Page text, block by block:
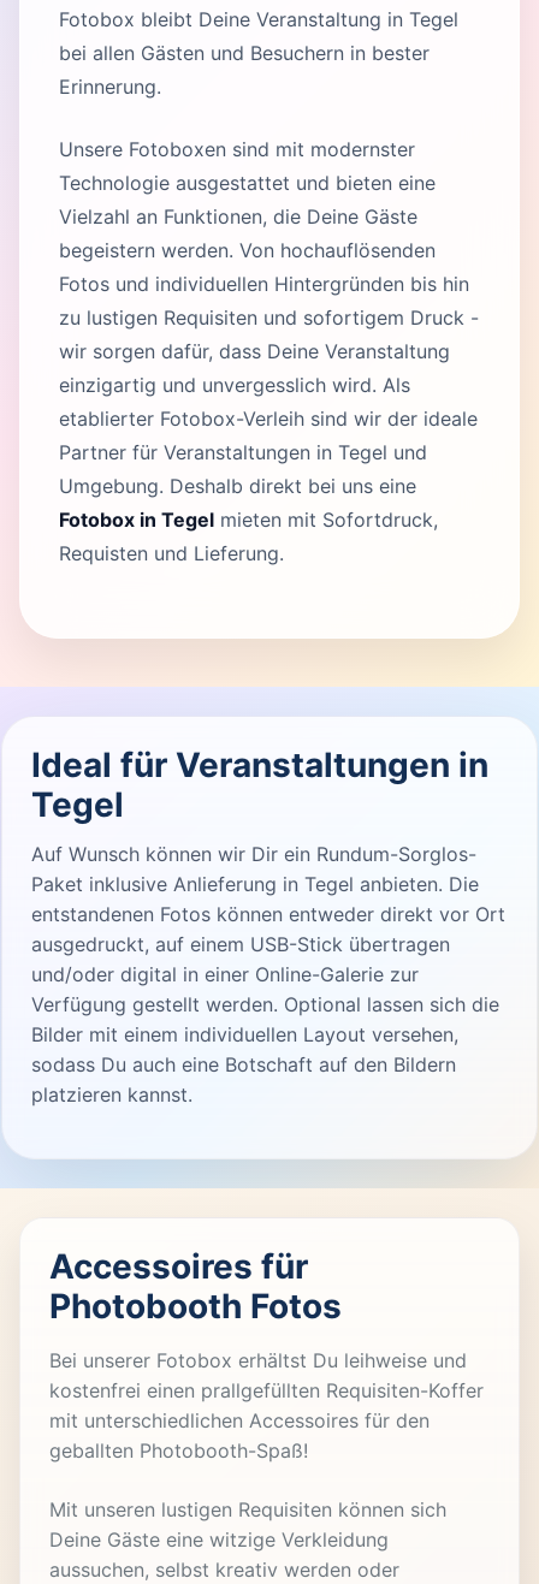
Fotobox bleibt Deine Veranstaltung in Tegel
bei allen Gästen und Besuchern in bester
Erinnerung.
Unsere Fotoboxen sind mit modernster
Technologie ausgestattet und bieten eine
Vielzahl an Funktionen, die Deine Gäste
begeistern werden. Von hochauflösenden
Fotos und individuellen Hintergründen bis hin
zu lustigen Requisiten und sofortigem Druck -
wir sorgen dafür, dass Deine Veranstaltung
einzigartig und unvergesslich wird. Als
etablierter Fotobox-Verleih sind wir der ideale
Partner für Veranstaltungen in Tegel und
Umgebung. Deshalb direkt bei uns eine
Fotobox in Tegel mieten mit Sofortdruck,
Requisten und Lieferung.
Ideal für Veranstaltungen in
Tegel
Auf Wunsch können wir Dir ein Rundum-Sorglos-
Paket inklusive Anlieferung in Tegel anbieten. Die
entstandenen Fotos können entweder direkt vor Ort
ausgedruckt, auf einem USB-Stick übertragen
und/oder digital in einer Online-Galerie zur
Verfügung gestellt werden. Optional lassen sich die
Bilder mit einem individuellen Layout versehen,
sodass Du auch eine Botschaft auf den Bildern
platzieren kannst.
Accessoires für
Photobooth Fotos
Bei unserer Fotobox erhältst Du leihweise und
kostenfrei einen prallgefüllten Requisiten-Koffer
mit unterschiedlichen Accessoires für den
geballten Photobooth-Spaß!
Mit unseren lustigen Requisiten können sich
Deine Gäste eine witzige Verkleidung
aussuchen, selbst kreativ werden oder